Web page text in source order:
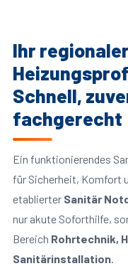
Ihr
Schnell,
fachgerecht
Ein funktionierendes
für Sicherheit, Komfort
etablierter Sanitär
nur akute Soforthilfe,
Bereich Rohrtechnik,
Sanitärinstallation.